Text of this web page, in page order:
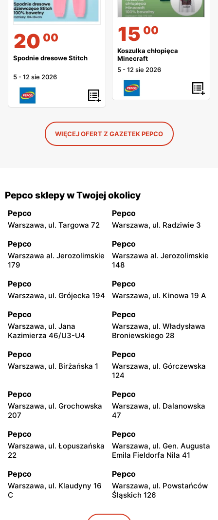
20 00
Spodnie dresowe Stitch
5 -12 sie 2026
15 00
Koszulka chłopięca
Minecraft
5 -12 sie 2026
WIĘCEJ OFERT Z GAZETEK PEPCO
Pepco sklepy w Twojej okolicy
Pepco
Warszawa, ul. Targowa 72
Pepco
Warszawa, ul. Radziwie 3
Pepco
Warszawa al. Jerozolimskie
179
Pepco
Warszawa al. Jerozolimskie
148
Pepco
Warszawa, ul. Grójecka 194
Pepco
Warszawa, ul. Kinowa 19 A
Pepco
Warszawa, ul. Jana
Kazimierza 46/U3-U4
Pepco
Warszawa, ul. Władysława
Broniewskiego 28
Pepco
Warszawa, ul. Birżańska 1
Pepco
Warszawa, ul. Górczewska
124
Pepco
Warszawa, ul. Grochowska
207
Pepco
Warszawa, ul. Dalanowska
47
Pepco
Warszawa, ul. Łopuszańska
22
Pepco
Warszawa, ul. Gen. Augusta
Emila Fieldorfa Nila 41
Pepco
Warszawa, ul. Klaudyny 16
C
Pepco
Warszawa, ul. Powstańców
Śląskich 126
Pepco